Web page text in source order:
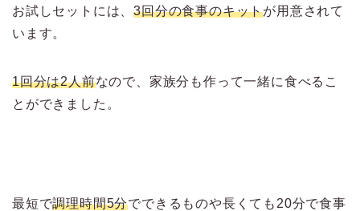
お試しセットには、3回分の食事のキットが用意されて
います。
1回分は2人前なので、家族分も作って一緒に食べるこ
とができました。
最短で調理時間5分でできるものや長くても20分で食事